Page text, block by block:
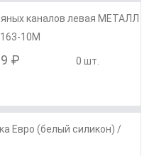
каналов левая МЕТАЛЛ
10М
₽ 0 шт.
Евро (белый силикон) /